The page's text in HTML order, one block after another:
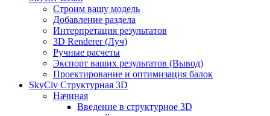
Строим вашу модель
Добавление раздела
Интерпретация результатов
3D Renderer (Луч)
Ручные расчеты
Экспорт ваших результатов (Вывод)
Проектирование и оптимизация балок
SkyCiv Структурная 3D
Начиная
Введение в структурное 3D